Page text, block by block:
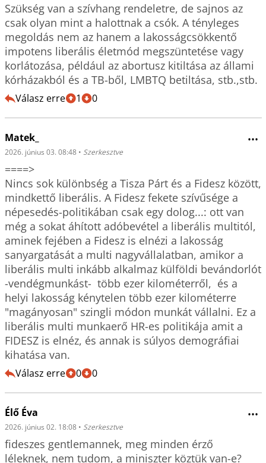
Szükség van a szívhang rendeletre, de sajnos az
csak olyan mint a halottnak a csók. A tényleges
megoldás nem az hanem a lakosságcsökkentő
impotens liberális életmód megszüntetése vagy
korlátozása, például az abortusz kitiltása az állami
kórházakból és a TB-ből, LMBTQ betiltása, stb.,stb.
Válasz erre 1 0
Matek_ •••
2026. június 03. 08:48 • Szerkesztve
====>
Nincs sok különbség a Tisza Párt és a Fidesz között,
mindkettő liberális. A Fidesz fekete szívűsége a
népesedés-politikában csak egy dolog...: ott van
még a sokat áhított adóbevétel a liberális multitól,
aminek fejében a Fidesz is elnézi a lakosság
sanyargatását a multi nagyvállalatban, amikor a
liberális multi inkább alkalmaz külföldi bevándorlót
-vendégmunkást-  több ezer kilométerről,  és a
helyi lakosság kénytelen több ezer kilométerre
"magányosan" szingli módon munkát vállalni. Ez a
liberális multi munkaerő HR-es politikája amit a
FIDESZ is elnéz, és annak is súlyos demográfiai
kihatása van.
Válasz erre 0 0
Élő Éva •••
2026. június 02. 18:08 • Szerkesztve
fideszes gentlemannek, meg minden érző
léleknek, nem tudom, a miniszter köztük van-e?